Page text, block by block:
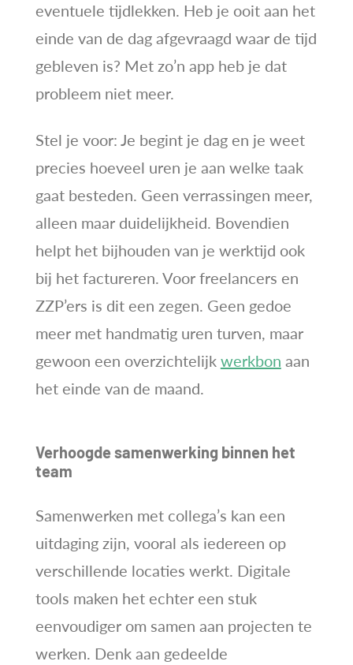
eventuele tijdlekken. Heb je ooit aan het
einde van de dag afgevraagd waar de tijd
gebleven is? Met zo’n app heb je dat
probleem niet meer.
Stel je voor: Je begint je dag en je weet
precies hoeveel uren je aan welke taak
gaat besteden. Geen verrassingen meer,
alleen maar duidelijkheid. Bovendien
helpt het bijhouden van je werktijd ook
bij het factureren. Voor freelancers en
ZZP’ers is dit een zegen. Geen gedoe
meer met handmatig uren turven, maar
gewoon een overzichtelijk werkbon aan
het einde van de maand.
Verhoogde samenwerking binnen het
team
Samenwerken met collega’s kan een
uitdaging zijn, vooral als iedereen op
verschillende locaties werkt. Digitale
tools maken het echter een stuk
eenvoudiger om samen aan projecten te
werken. Denk aan gedeelde